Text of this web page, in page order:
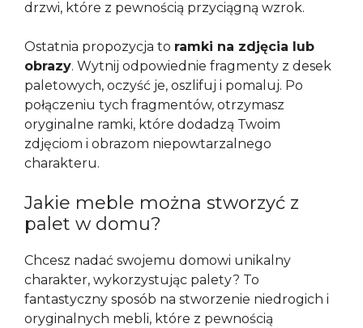
drzwi, które z pewnością przyciągną wzrok.
Ostatnia propozycja to ramki na zdjęcia lub
obrazy. Wytnij odpowiednie fragmenty z desek
paletowych, oczyść je, oszlifuj i pomaluj. Po
połączeniu tych fragmentów, otrzymasz
oryginalne ramki, które dodadzą Twoim
zdjęciom i obrazom niepowtarzalnego
charakteru.
Jakie meble można stworzyć z
palet w domu?
Chcesz nadać swojemu domowi unikalny
charakter, wykorzystując palety? To
fantastyczny sposób na stworzenie niedrogich i
oryginalnych mebli, które z pewnością